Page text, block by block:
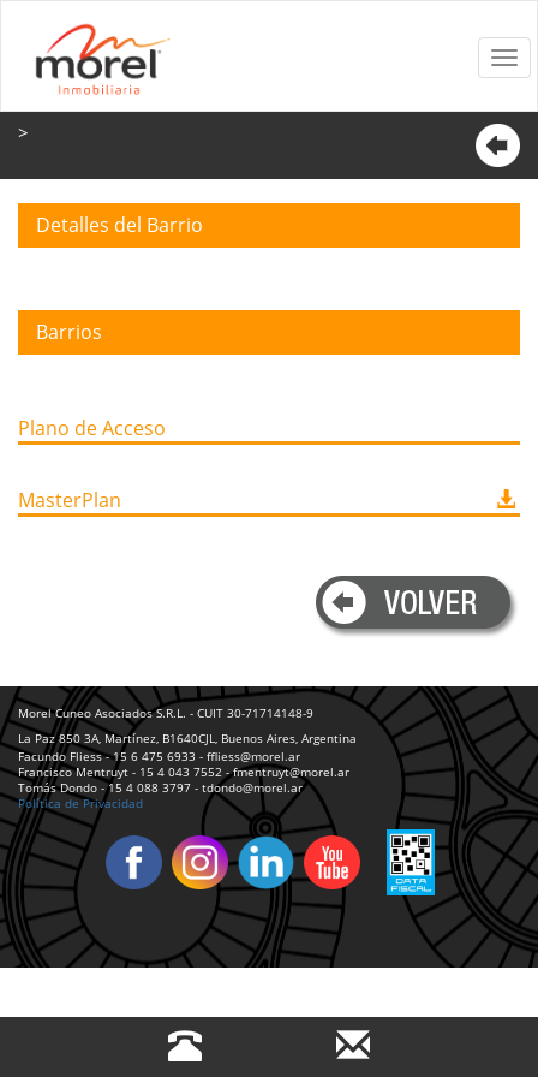
>
Detalles del Barrio
Barrios
Plano de Acceso
MasterPlan
Morel Cuneo Asociados S.R.L. - CUIT 30-71714148-9
La Paz 850 3A, Martínez, B1640CJL, Buenos Aires, Argentina
Facundo Fliess - 15 6 475 6933 - ffliess@morel.ar
Francisco Mentruyt - 15 4 043 7552 - fmentruyt@morel.ar
Tomás Dondo - 15 4 088 3797 - tdondo@morel.ar
Política de Privacidad